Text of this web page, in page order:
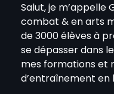
Salut, je m’appelle
combat & en arts
de 3000 élèves à
se dépasser dans
mes formations et
d’entraînement en